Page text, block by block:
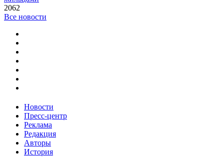
2062
Все новости
Новости
Пресс-центр
Реклама
Редакция
Авторы
История